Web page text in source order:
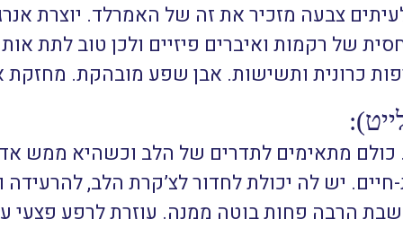
צבעה מזכיר את זה של האמרלד. יוצרת
של רקמות ואיברים פיזיים ולכן טוב לתת
כרונית ותשישות. אבן שפע מובהקת.
כולם מתאימים לתדרים של הלב וכשהיא ממש
יש לה יכולת לחדור לצ’קרת הלב, להרעידה
הרבה פחות בוטה ממנה. עוזרת לרפע פצעי